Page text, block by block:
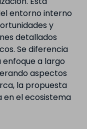
entorno interno
y
detallados
Se diferencia
a largo
aspectos
la propuesta
en el ecosistema